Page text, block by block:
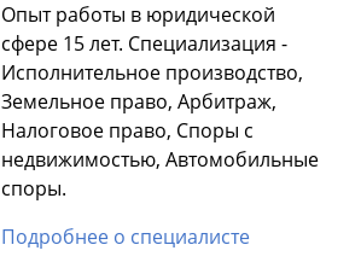
Опыт работы в юридической
сфере 15 лет. Специализация -
Исполнительное производство,
Земельное право, Арбитраж,
Налоговое право, Споры с
недвижимостью, Автомобильные
споры.
Подробнее о специалисте